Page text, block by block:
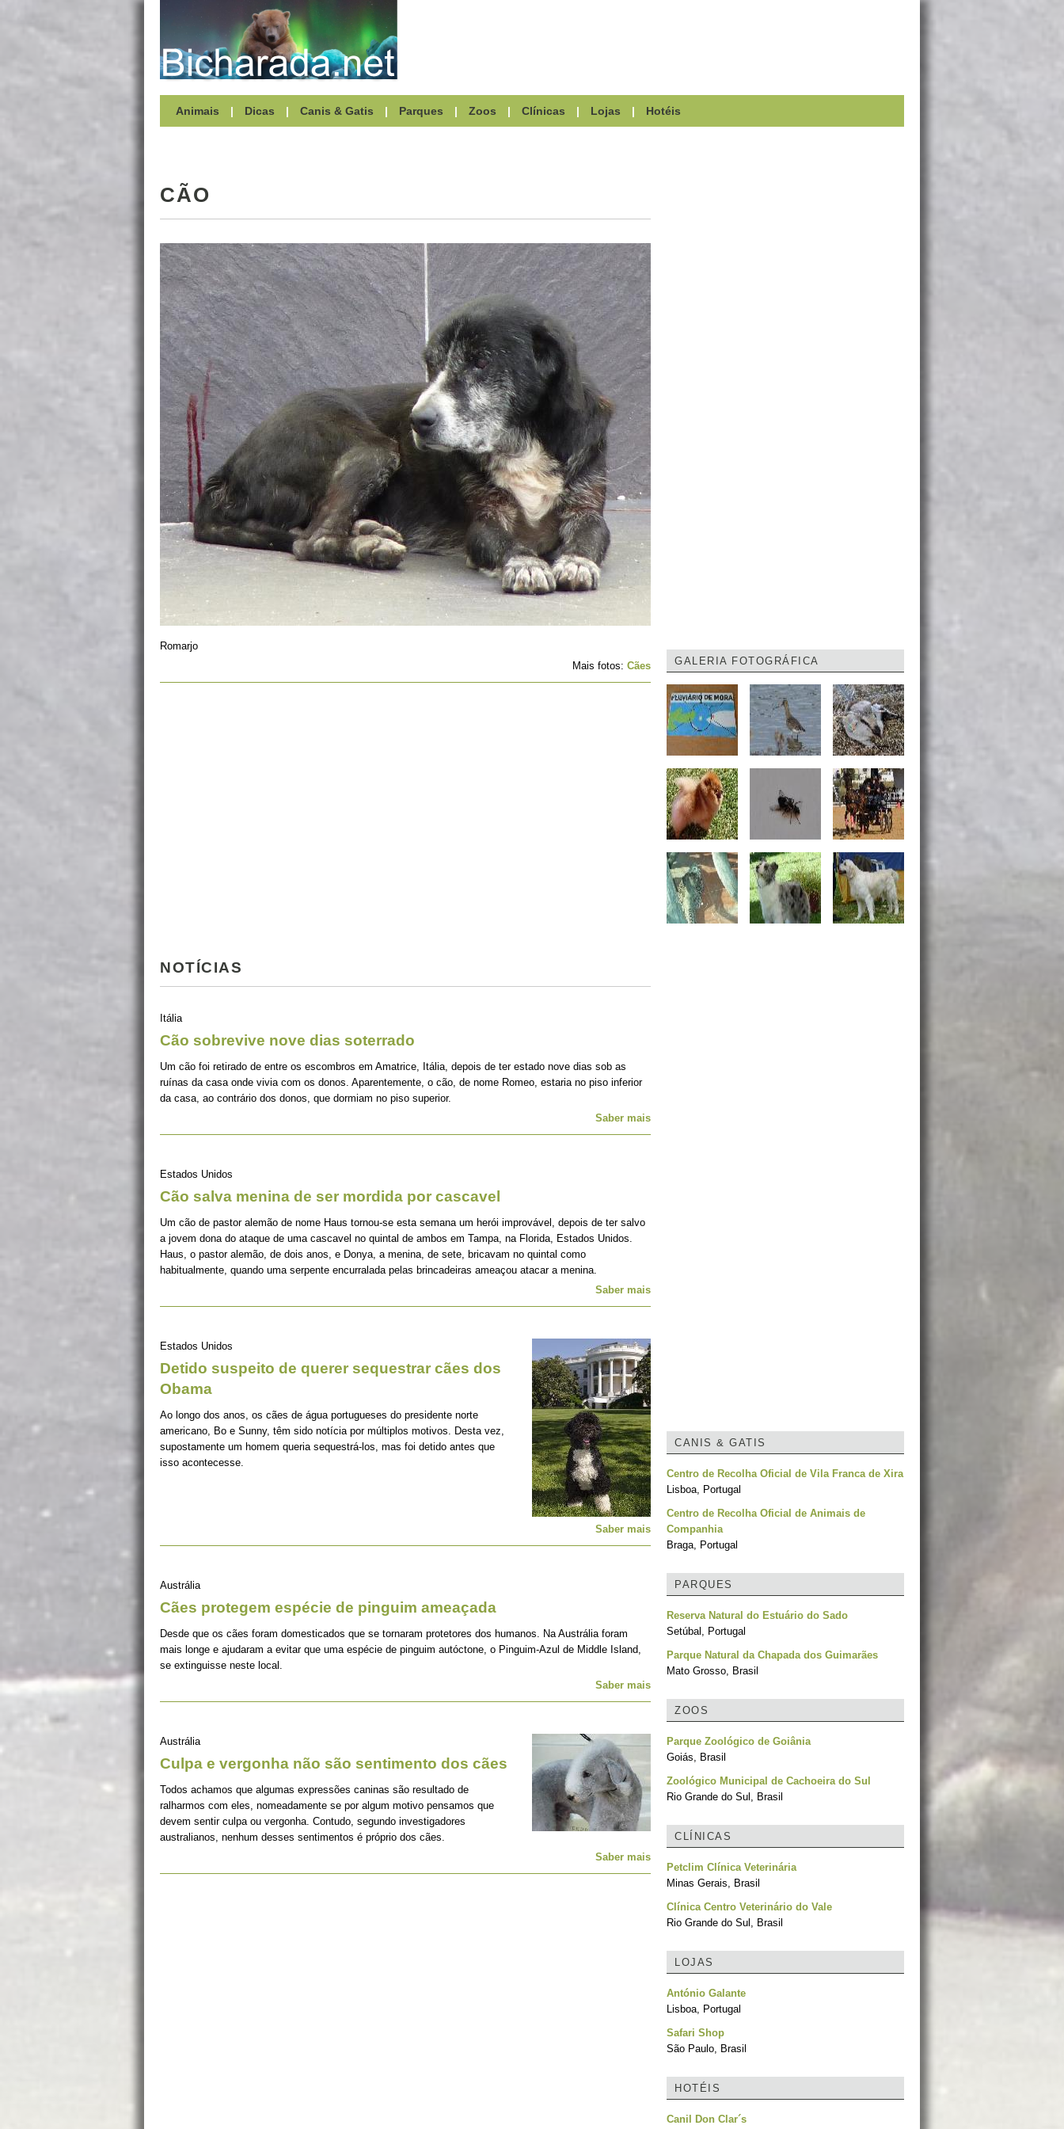
Animais | Dicas | Canis & Gatis | Parques | Zoos | Clínicas | Lojas | Hotéis
CÃO
Romarjo
Mais fotos: Cães
NOTÍCIAS
Itália
Cão sobrevive nove dias soterrado
Um cão foi retirado de entre os escombros em Amatrice, Itália, depois de ter estado nove dias sob as
ruínas da casa onde vivia com os donos. Aparentemente, o cão, de nome Romeo, estaria no piso inferior
da casa, ao contrário dos donos, que dormiam no piso superior.
Saber mais
Estados Unidos
Cão salva menina de ser mordida por cascavel
Um cão de pastor alemão de nome Haus tornou-se esta semana um herói improvável, depois de ter salvo
a jovem dona do ataque de uma cascavel no quintal de ambos em Tampa, na Florida, Estados Unidos.
Haus, o pastor alemão, de dois anos, e Donya, a menina, de sete, bricavam no quintal como
habitualmente, quando uma serpente encurralada pelas brincadeiras ameaçou atacar a menina.
Saber mais
Estados Unidos
Detido suspeito de querer sequestrar cães dos
Obama
Ao longo dos anos, os cães de água portugueses do presidente norte
americano, Bo e Sunny, têm sido notícia por múltiplos motivos. Desta vez,
supostamente um homem queria sequestrá-los, mas foi detido antes que
isso acontecesse.
Saber mais
Austrália
Cães protegem espécie de pinguim ameaçada
Desde que os cães foram domesticados que se tornaram protetores dos humanos. Na Austrália foram
mais longe e ajudaram a evitar que uma espécie de pinguim autóctone, o Pinguim-Azul de Middle Island,
se extinguisse neste local.
Saber mais
Austrália
Culpa e vergonha não são sentimento dos cães
Todos achamos que algumas expressões caninas são resultado de
ralharmos com eles, nomeadamente se por algum motivo pensamos que
devem sentir culpa ou vergonha. Contudo, segundo investigadores
australianos, nenhum desses sentimentos é próprio dos cães.
Saber mais
GALERIA FOTOGRÁFICA
CANIS & GATIS
Centro de Recolha Oficial de Vila Franca de Xira
Lisboa, Portugal
Centro de Recolha Oficial de Animais de
Companhia
Braga, Portugal
PARQUES
Reserva Natural do Estuário do Sado
Setúbal, Portugal
Parque Natural da Chapada dos Guimarães
Mato Grosso, Brasil
ZOOS
Parque Zoológico de Goiânia
Goiás, Brasil
Zoológico Municipal de Cachoeira do Sul
Rio Grande do Sul, Brasil
CLÍNICAS
Petclim Clínica Veterinária
Minas Gerais, Brasil
Clínica Centro Veterinário do Vale
Rio Grande do Sul, Brasil
LOJAS
António Galante
Lisboa, Portugal
Safari Shop
São Paulo, Brasil
HOTÉIS
Canil Don Clar´s